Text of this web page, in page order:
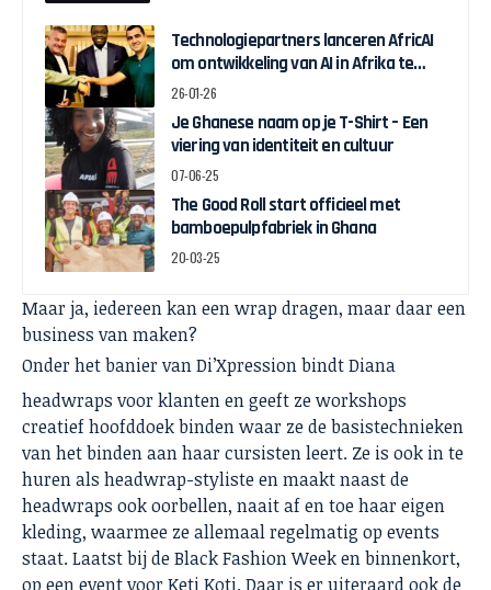
Technologiepartners lanceren AfricAI
om ontwikkeling van AI in Afrika te
bevorderen
26-01-26
Je Ghanese naam op je T-Shirt – Een
viering van identiteit en cultuur
07-06-25
The Good Roll start officieel met
bamboepulpfabriek in Ghana
20-03-25
Maar ja, iedereen kan een wrap dragen, maar daar een
business van maken?
Onder het banier van Di’Xpressionbindt Diana
headwraps voor klanten en geeft ze workshops
creatief hoofddoek binden waar ze de basistechnieken
van het binden aan haar cursisten leert. Ze is ook in te
huren als headwrap-styliste en maakt naast de
headwraps ook oorbellen, naait af en toe haar eigen
kleding, waarmee ze allemaal regelmatig op events
staat. Laatst bij de Black Fashion Week en binnenkort,
op een event voor Keti Koti. Daar is er uiteraard ook de